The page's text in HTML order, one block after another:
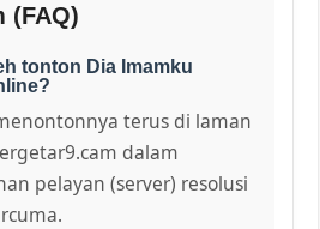
(FAQ)
tonton Dia Imamku
terus di laman
dalam
pelayan (server) resolusi